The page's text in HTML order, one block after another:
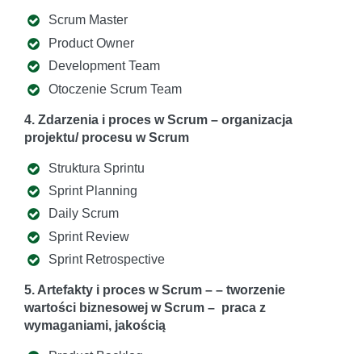
Scrum Master
Product Owner
Development Team
Otoczenie Scrum Team
4. Zdarzenia i proces w Scrum – organizacja
projektu/ procesu w Scrum
Struktura Sprintu
Sprint Planning
Daily Scrum
Sprint Review
Sprint Retrospective
5. Artefakty i proces w Scrum – – tworzenie
wartości biznesowej w Scrum – praca z
wymaganiami, jakością